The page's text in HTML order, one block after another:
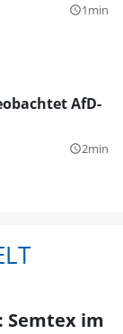
query_builder1min
AfD-
query_builder2min
Semtex im